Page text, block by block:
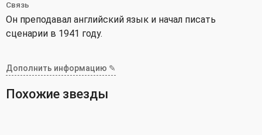
Связь
Он преподавал английский язык и начал писать
сценарии в 1941 году.
Дополнить информацию ✎
Похожие звезды